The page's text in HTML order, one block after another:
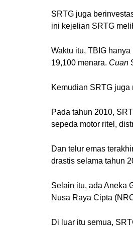
SRTG juga
ini kejelian SRTG
Waktu itu, TBIG
19,100 menara. Cuan
Kemudian SRTG juga
Pada tahun 2010,
sepeda motor ritel,
Dan telur emas
drastis selama tahun
Selain itu, ada Aneka
Nusa Raya Cipta
Di luar itu semua,